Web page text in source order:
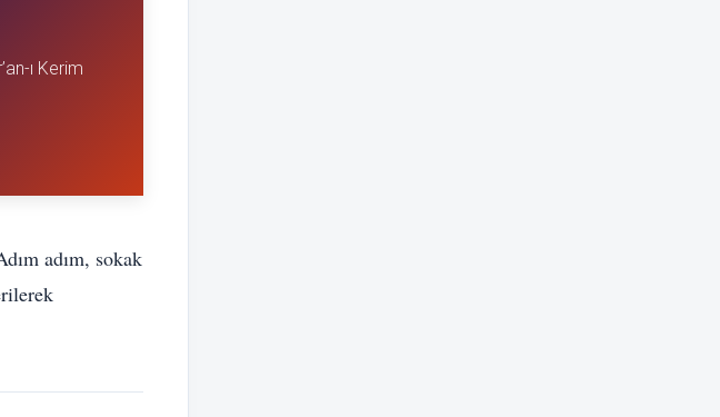
ı Kerim
adım, sokak